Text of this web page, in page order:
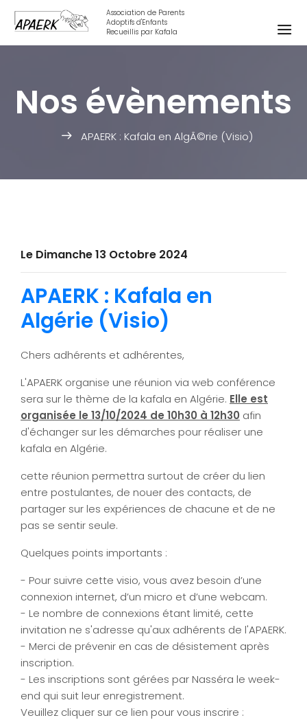
Association de Parents
Adoptifs d'Enfants
Recueillis par Kafala
Nos évènements
APAERK : Kafala en AlgÃ©rie (Visio)
Le Dimanche 13 Octobre 2024
APAERK : Kafala en
Algérie (Visio)
Chers adhérents et adhérentes,
L'APAERK organise une réunion via web conférence
sera sur le thème de la kafala en Algérie. Elle est
organisée le 13/10/2024 de 10h30 à 12h30 afin
d'échanger sur les démarches pour réaliser une
kafala en Algérie.
cette réunion permettra surtout de créer du lien
entre postulantes, de nouer des contacts, de
partager sur les expériences de chacune et de ne
pas se sentir seule.
Quelques points importants :
- Pour suivre cette visio, vous avez besoin d’une
connexion internet, d’un micro et d’une webcam.
- Le nombre de connexions étant limité, cette
invitation ne s'adresse qu'aux adhérents de l'APAERK.
- Merci de prévenir en cas de désistement après
inscription.
- Les inscriptions sont gérées par Nasséra le week-
end qui suit leur enregistrement.
Veuillez cliquer sur ce lien pour vous inscrire :